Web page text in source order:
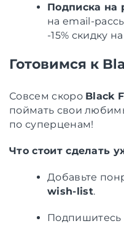
Подписка на
на email-
-15% скидку
Готовимся к
Совсем скоро Black
поймать свои
по суперценам!
Что стоит сделать
Добавьте
wish-list.
Подпишитесь